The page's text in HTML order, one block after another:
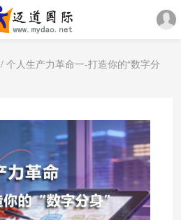
/ 个人生产力革命一-打造你的“数字分